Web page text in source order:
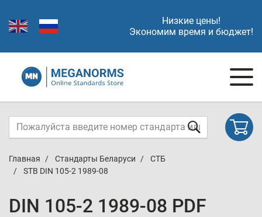
Низкие цены!
Экономим время и бюджет!
Главная Стандарты Беларуси
СТБ
STB DIN 105-2 1989-08
DIN 105-2 1989-08 PDF